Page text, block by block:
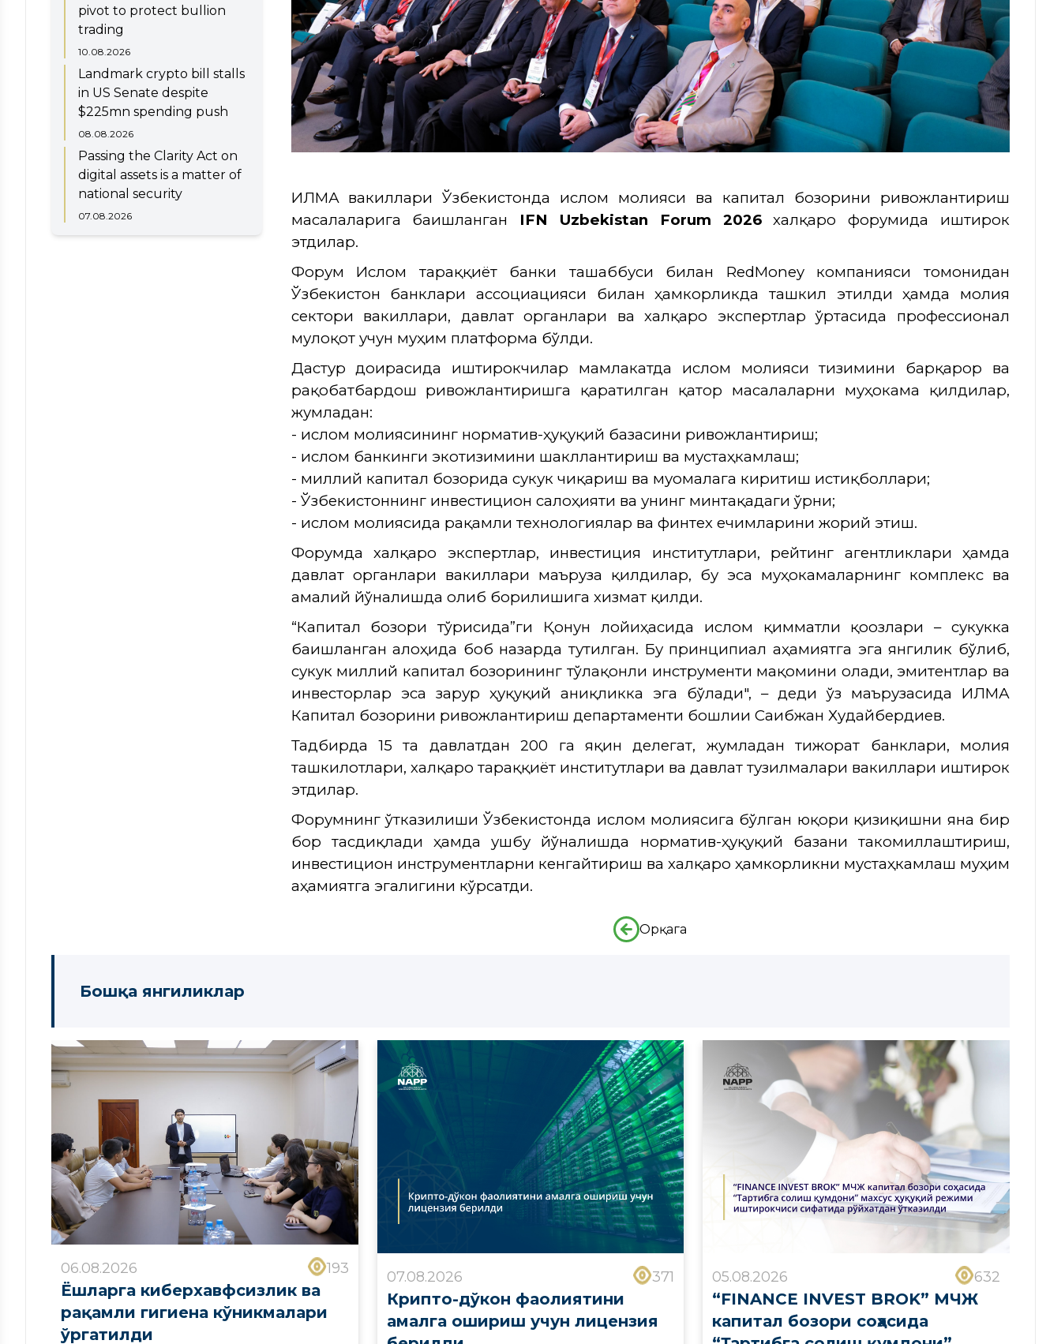
pivot to protect bullion
trading
10.08.2026
Landmark crypto bill stalls
in US Senate despite
$225mn spending push
08.08.2026
Passing the Clarity Act on
digital assets is a matter of
national security
07.08.2026
ИЛМА вакиллари Ўзбекистонда ислом молияси ва капитал бозорини ривожлантириш
масалаларига бағишланган IFN Uzbekistan Forum 2026халқаро форумида иштирок
этдилар.
Форум Ислом тараққиёт банки ташаббуси билан RedMoneyкомпанияси томонидан
Ўзбекистон банклари ассоциацияси билан ҳамкорликда ташкил этилди ҳамда молия
сектори вакиллари, давлат органлари ва халқаро экспертлар ўртасида профессионал
мулоқот учун муҳим платформа бўлди.
Дастур доирасида иштирокчилар мамлакатда ислом молияси тизимини барқарор ва
рақобатбардош ривожлантиришга қаратилган қатор масалаларни муҳокама қилдилар,
жумладан:
- ислом молиясининг норматив-ҳуқуқий базасини ривожлантириш;
- ислом банкинги экотизимини шакллантириш ва мустаҳкамлаш;
- миллий капитал бозорида сукук чиқариш ва муомалага киритиш истиқболлари;
- Ўзбекистоннинг инвестицион салоҳияти ва унинг минтақадаги ўрни;
- ислом молиясида рақамли технологиялар ва финтех ечимларини жорий этиш.
Форумда халқаро экспертлар, инвестиция институтлари, рейтинг агентликлари ҳамда
давлат органлари вакиллари маъруза қилдилар, бу эса муҳокамаларнинг комплекс ва
амалий йўналишда олиб борилишига хизмат қилди.
“Капитал бозори тўғрисида”ги Қонун лойиҳасида ислом қимматли қоғозлари – сукукка
бағишланган алоҳида боб назарда тутилган. Бу принципиал аҳамиятга эга янгилик бўлиб,
сукук миллий капитал бозорининг тўлақонли инструменти мақомини олади, эмитентлар ва
инвесторлар эса зарур ҳуқуқий аниқликка эга бўлади", – деди ўз маърузасида ИЛМА
Капитал бозорини ривожлантириш департаменти бошлиғи Саибжан Худайбердиев.
Тадбирда 15 та давлатдан 200 га яқин делегат, жумладан тижорат банклари, молия
ташкилотлари, халқаро тараққиёт институтлари ва давлат тузилмалари вакиллари иштирок
этдилар.
Форумнинг ўтказилиши Ўзбекистонда ислом молиясига бўлган юқори қизиқишни яна бир
бор тасдиқлади ҳамда ушбу йўналишда норматив-ҳуқуқий базани такомиллаштириш,
инвестицион инструментларни кенгайтириш ва халқаро ҳамкорликни мустаҳкамлаш муҳим
аҳамиятга эгалигини кўрсатди.
Орқага
Бошқа янгиликлар
06.08.2026 193
Ёшларга киберхавфсизлик ва
рақамли гигиена кўникмалари
ўргатилди
07.08.2026 371
Крипто-дўкон фаолиятини
амалга ошириш учун лицензия
05.08.2026 632
“FINANCE INVEST BROK” МЧЖ
капитал бозори соҳасида